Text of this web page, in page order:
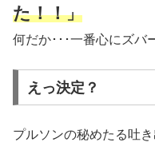
た！！」
何だか･･･一番心にズバ
えっ決定？
プルソンの秘めたる吐